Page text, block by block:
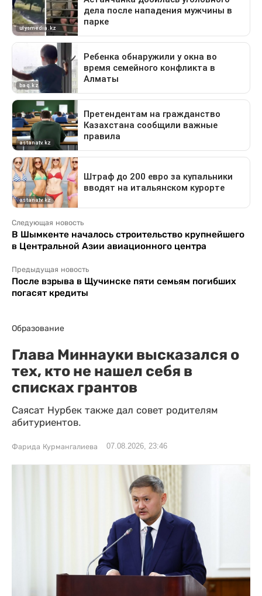
Следующая новость
В Шымкенте началось строительство крупнейшего
в Центральной Азии авиационного центра
Предыдущая новость
После взрыва в Щучинске пяти семьям погибших
погасят кредиты
Образование
Глава Миннауки высказался о
тех, кто не нашел себя в
списках грантов
Саясат Нурбек также дал совет родителям
абитуриентов.
Фарида Курмангалиева 07.08.2026, 23:46